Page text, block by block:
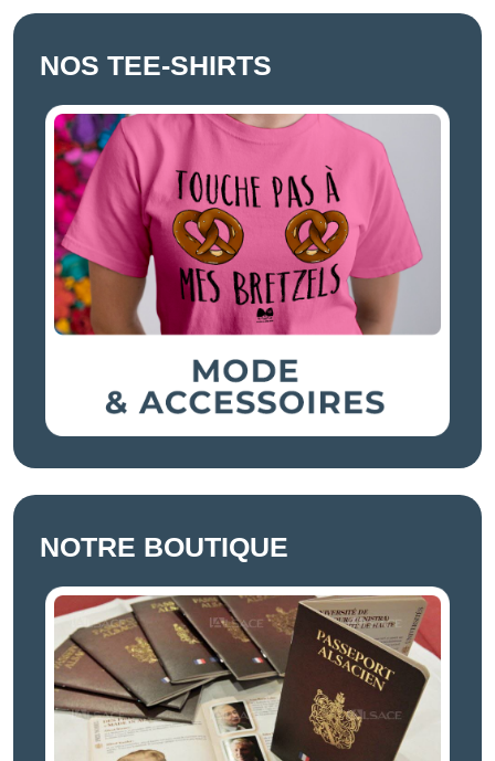
NOS TEE-SHIRTS
NOTRE BOUTIQUE